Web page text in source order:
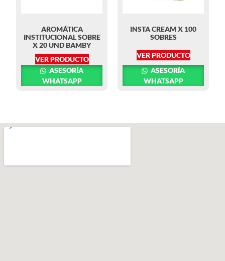
AROMÁTICA
INSTITUCIONAL SOBRE
X 20 UND BAMBY
VER PRODUCTO
ASESORÍA
WHATSAPP
INSTA CREAM X 100
SOBRES
VER PRODUCTO
ASESORÍA
WHATSAPP